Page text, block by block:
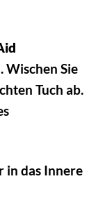
Sie
Tuch ab.
in das Innere